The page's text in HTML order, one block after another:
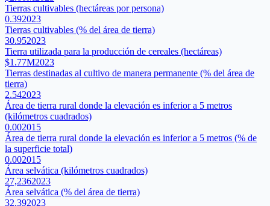
Tierras cultivables (hectáreas por persona)
0.392023
Tierras cultivables (% del área de tierra)
30.952023
Tierra utilizada para la producción de cereales (hectáreas)
$1.77M2023
Tierras destinadas al cultivo de manera permanente (% del área de
tierra)
2.542023
Área de tierra rural donde la elevación es inferior a 5 metros
(kilómetros cuadrados)
0.002015
Área de tierra rural donde la elevación es inferior a 5 metros (% de
la superficie total)
0.002015
Área selvática (kilómetros cuadrados)
27,2362023
Área selvática (% del área de tierra)
32.392023